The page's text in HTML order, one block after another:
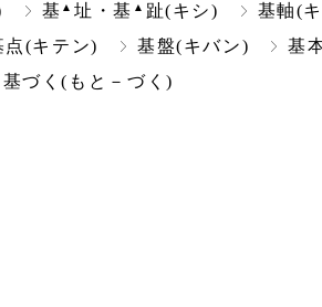
基 ▲址・基 ▲ 趾(キシ) 基軸(
点(キテン) 基盤(キバン) 基
基づく(もと－づく)